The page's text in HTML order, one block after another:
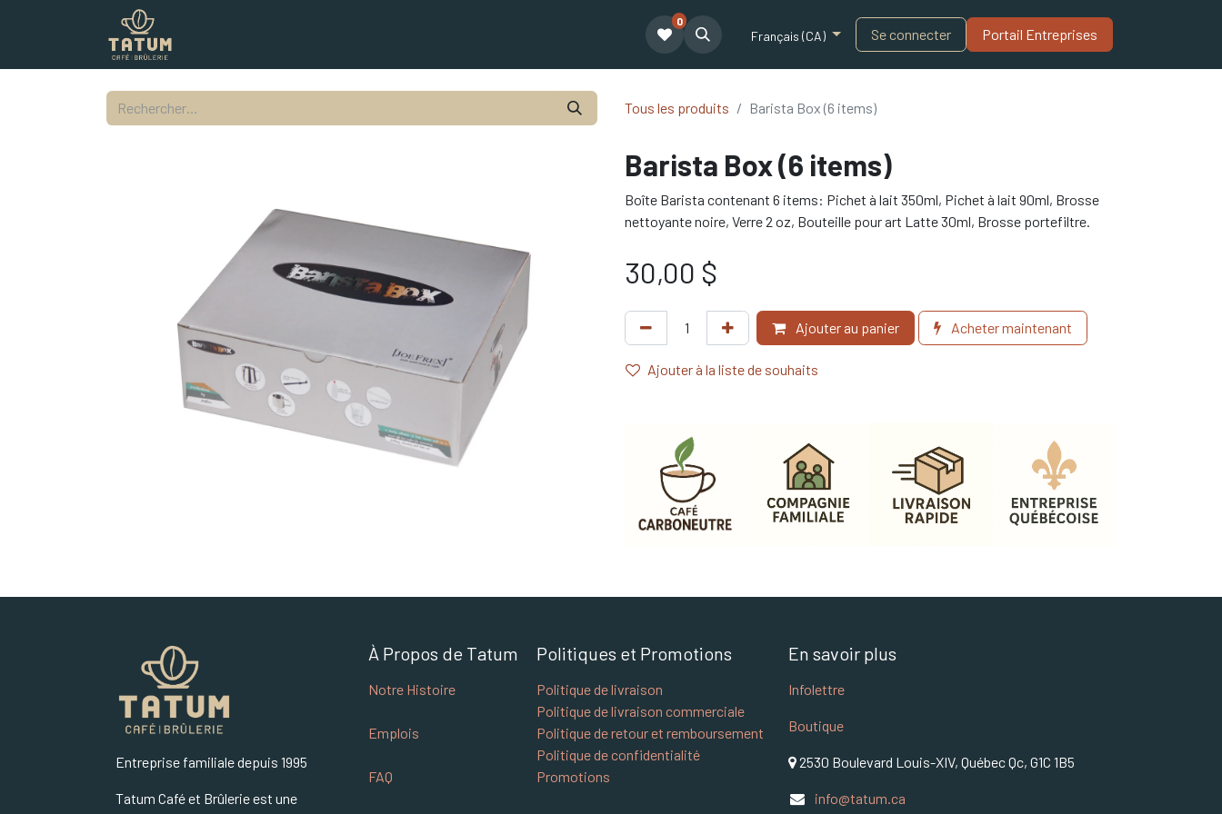
Notre équipe Partenariat Blogue
0
Français (CA) Se connecter Portail Entreprises​
Tous les produits Barista Box (6 items)
Barista Box (6 items)
Boîte Barista contenant 6 items: Pichet à lait 350ml, Pichet à lait 90ml, Brosse
nettoyante noire, Verre 2 oz, Bouteille pour art Latte 30ml, Brosse portefiltre.
30,00 $
Ajouter au panier Acheter maintenant
Ajouter à la liste de souhaits
En savoir plus
Infolettre
Boutique
2530 Boulevard Louis-XIV, Québec Qc, G1C 1B5
info@tatum.ca
À Propos de Tatum
Notre Histoire
Emplois
FAQ
Entreprise familiale depuis 1995
Tatum Café et Brûlerie est une
Politiques et Promotions
Politique de livraison
Politique de livraison commerciale
Politique de retour et remboursement
Politique de confidentialité
Promotions